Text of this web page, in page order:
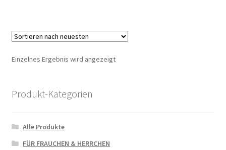
Einzelnes Ergebnis wird angezeigt
Produkt-Kategorien
Alle Produkte
FÜR FRAUCHEN & HERRCHEN